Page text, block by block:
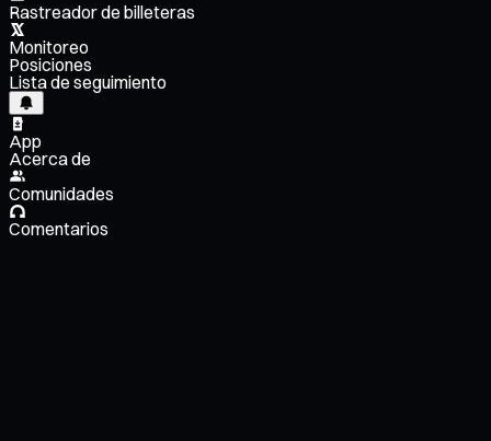
Rastreador de billeteras
Monitoreo
Posiciones
Lista de seguimiento
App
Acerca de
Comunidades
Comentarios